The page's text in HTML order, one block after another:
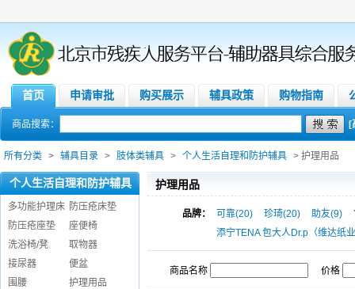
首页 申请审批 购买展示 辅具政策 购物指南
商品搜索： [
所有分类 > 辅具目录 > 肢体类辅具 > 个人生活自理和防护辅具 > 护理用品
个人生活自理和防护辅具
多功能护理床 防压疮床垫
防压疮座垫
座便椅
洗浴椅/凳
取物器
接尿器
便盆
围腰
护理用品
护理用品
品牌： 可靠(20) 珍琦(20) 助友(9)
添宁TENA 包大人Dr.p（维达纸
商品名称 价格